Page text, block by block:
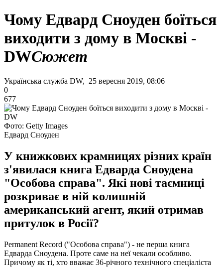
Чому Едвард Сноуден боїться
виходити з дому в Москві -
DWСюжет
Українська служба DW, 25 вересня 2019, 08:06
0
677
Фото: Getty Images
Едвард Сноуден
У книжкових крамницях різних країн
з'явилася книга Едварда Сноудена
"Особова справа". Які нові таємниці
розкриває в ній колишній
американський агент, який отримав
притулок в Росії?
Permanent Record ("Особова справа") - не перша книга
Едварда Сноудена. Проте саме на неї чекали особливо.
Причому як ті, хто вважає 36-річного технічного спеціаліста